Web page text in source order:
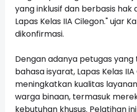
yang inklusif dan berbasis hak
Lapas Kelas IIA Cilegon." ujar
dikonfirmasi.
Dengan adanya petugas
bahasa isyarat, Lapas Kelas
meningkatkan kualitas
warga binaan, termasuk
kebutuhan khusus. Pelatihan